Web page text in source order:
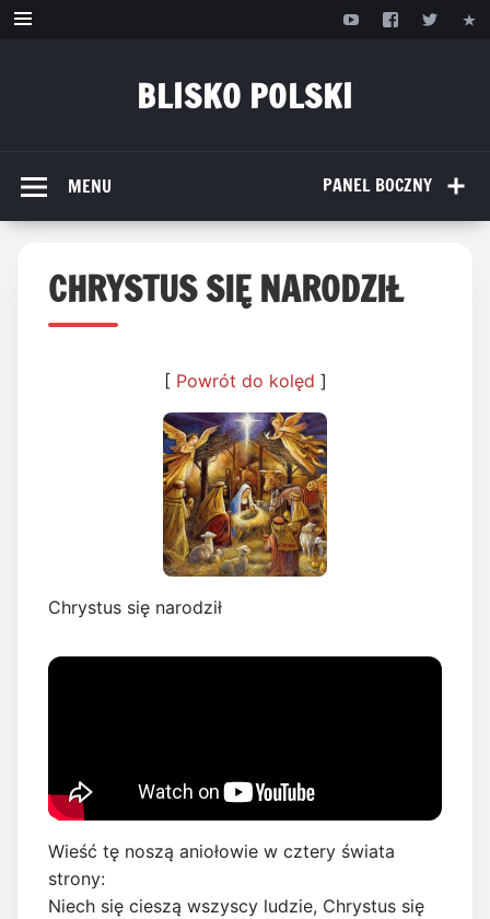
Przejdź
BLISKO POLSKI
PANEL BOCZNY
MENU
CHRYSTUS SIĘ NARODZIŁ
[ Powrót do kolęd ]
Chrystus się narodził
Wieść tę noszą aniołowie w cztery świata
strony:
Niech się cieszą wszyscy ludzie, Chrystus się